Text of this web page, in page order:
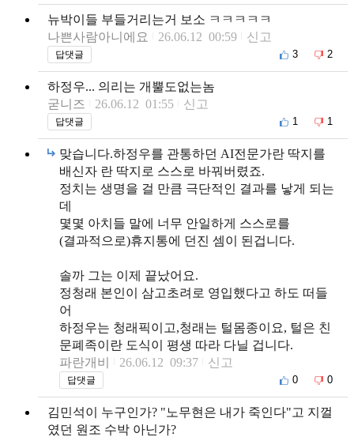
뉴박이들 부들거리는거 보소 ㅋㅋㅋㅋㅋ
나쁜사람아니에요
26.06.12 00:59 신고
답댓글 3 2
하정우... 의리는 개뿔도없는놈
굳니즈
26.06.12 01:55 신고
답댓글 1 1
맞습니다.하정우를 관통하던 AI전문가란 딱지를
배신자 란 딱지로 스스로 바꿔버렸죠.
정치는 생명을 걸 만큼 극단적인 결과를 낳게 되는
데
몇몇 아치들 말에 너무 안일하게 스스로를
(결과적으로)휴지통에 던진 셈이 된겁니다.
솔까 그는 이제 끝났어요.
정청래 본인이 삼고초려로 영입했다고 하도 떠들
어
하정우는 청래픽이고,청래는 털몸종이요, 털은 친
문폐족이란 도식이 평생 따라 다닐 겁니다.
파란개비
26.06.12 09:37 신고
답댓글 0 0
김민석이 누구인가? "노무현은 내가 죽인다"고 지껄
였던 원조 수박 아닌가?